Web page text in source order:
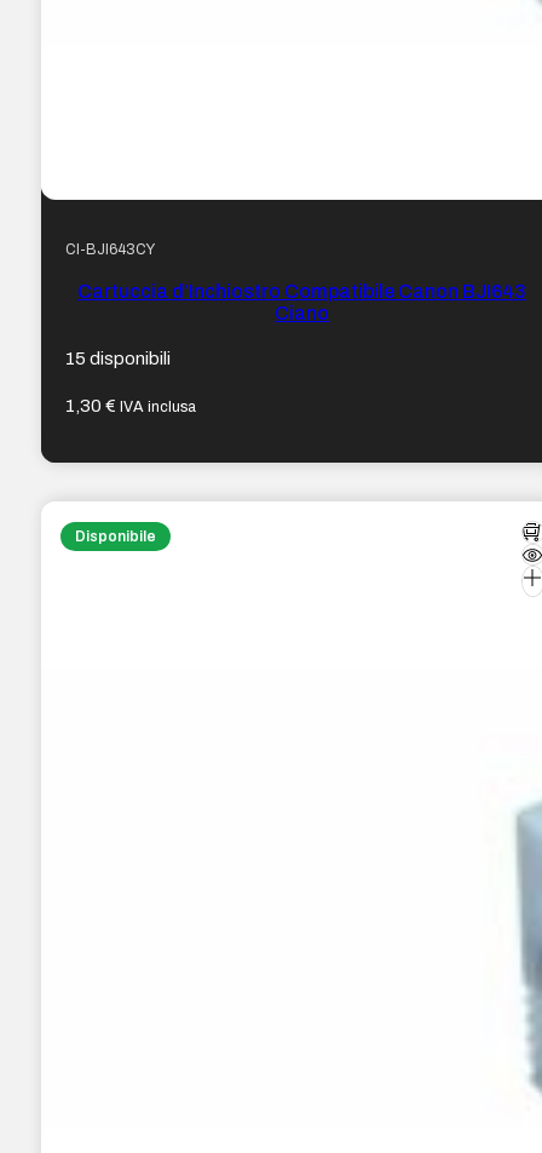
CI-BJI643CY
Cartuccia d’Inchiostro Compatibile Canon BJI643
Ciano
15 disponibili
1,30€ IVA inclusa
Disponibile